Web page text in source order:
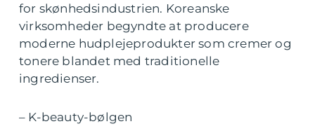
for skønhedsindustrien. Koreanske
virksomheder begyndte at producere
moderne hudplejeprodukter som cremer og
tonere blandet med traditionelle
ingredienser.
– K-beauty-bølgen